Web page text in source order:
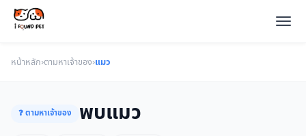
หน้าหลัก›ตามหาเจ้าของ›แมว
❓ ตามหาเจ้าของ พบแมว